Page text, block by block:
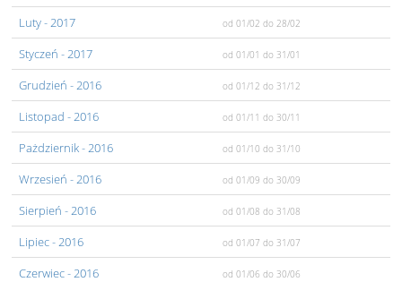
Luty- 2017 od 01/02 do 28/02
Styczeń - 2017 od 01/01 do 31/01
Grudzień - 2016 od 01/12 do 31/12
Listopad - 2016 od 01/11 do 30/11
Pażdziernik- 2016 od 01/10 do 31/10
Wrzesień - 2016 od 01/09 do 30/09
Sierpień - 2016 od 01/08 do 31/08
Lipiec- 2016 od 01/07 do 31/07
Czerwiec- 2016 od 01/06 do 30/06